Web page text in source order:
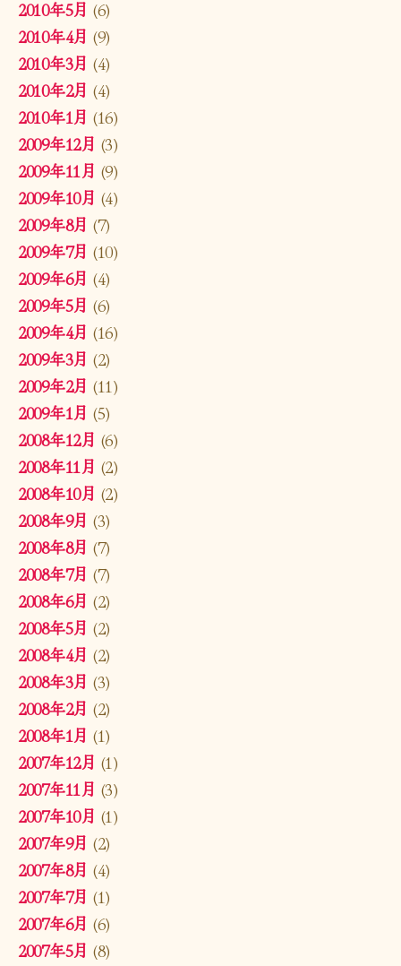
2010年5月 (6)
2010年4月 (9)
2010年3月 (4)
2010年2月 (4)
2010年1月 (16)
2009年12月 (3)
2009年11月 (9)
2009年10月 (4)
2009年8月 (7)
2009年7月 (10)
2009年6月 (4)
2009年5月 (6)
2009年4月 (16)
2009年3月 (2)
2009年2月 (11)
2009年1月 (5)
2008年12月 (6)
2008年11月 (2)
2008年10月 (2)
2008年9月 (3)
2008年8月 (7)
2008年7月 (7)
2008年6月 (2)
2008年5月 (2)
2008年4月 (2)
2008年3月 (3)
2008年2月 (2)
2008年1月 (1)
2007年12月 (1)
2007年11月 (3)
2007年10月 (1)
2007年9月 (2)
2007年8月 (4)
2007年7月 (1)
2007年6月 (6)
2007年5月 (8)